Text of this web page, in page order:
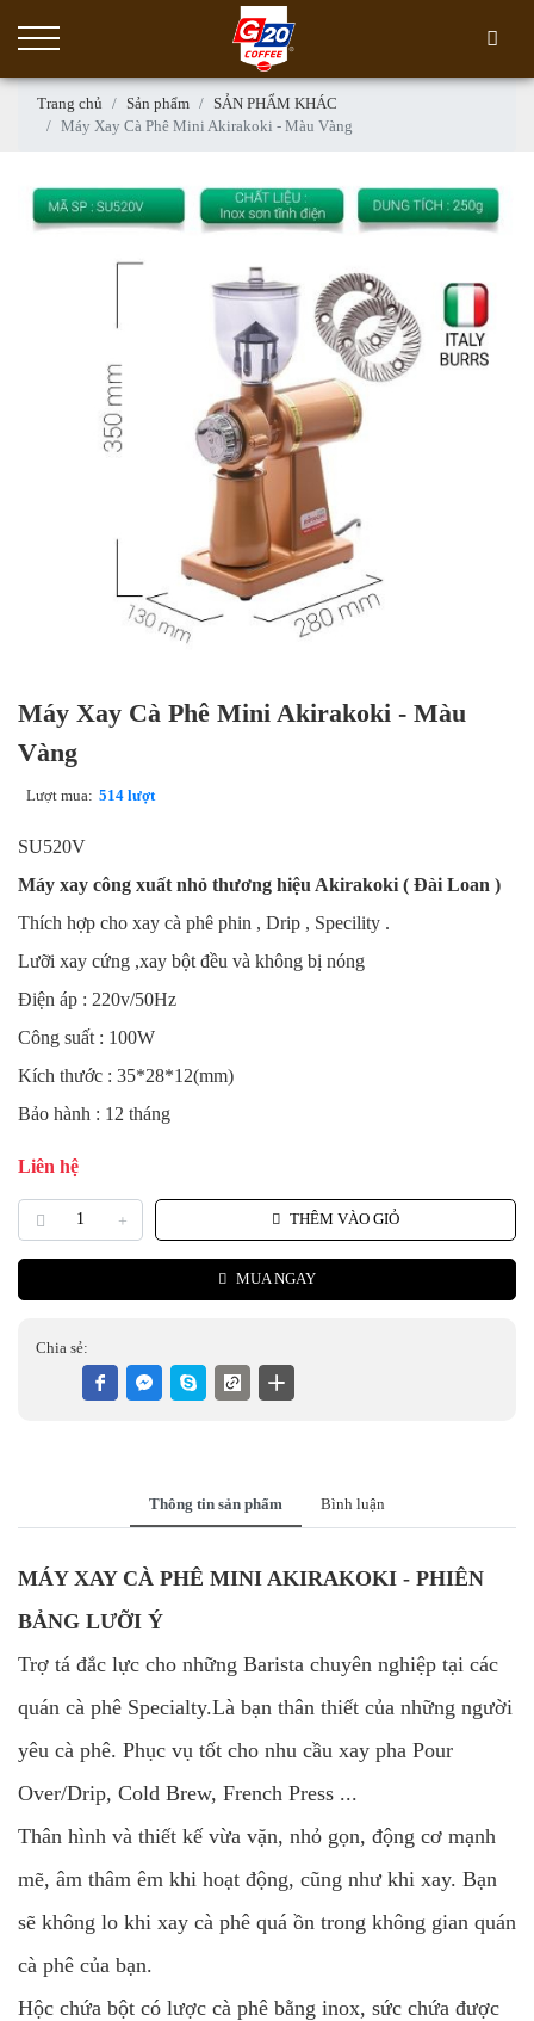
Trang chủ Sản phẩm
SẢN PHẨM KHÁC
Máy Xay Cà Phê Mini Akirakoki - Màu Vàng
Máy Xay Cà Phê Mini Akirakoki - Màu
Vàng
Lượt mua: 514 lượt
SU520V
Máy xay công xuất nhỏ thương hiệu Akirakoki ( Đài Loan )
Thích hợp cho xay cà phê phin , Drip , Specility .
Lưỡi xay cứng ,xay bột đều và không bị nóng
Điện áp : 220v/50Hz
Công suất : 100W
Kích thước : 35*28*12(mm)
Bảo hành : 12 tháng
Liên hệ
THÊM VÀO GIỎ
MUA NGAY
Chia sẻ:
Thông tin sản phẩm Bình luận
MÁY XAY CÀ PHÊ MINI AKIRAKOKI - PHIÊN
BẢNG LƯỠI Ý
Trợ tá đắc lực cho những Barista chuyên nghiệp tại các
quán cà phê Specialty.Là bạn thân thiết của những người
yêu cà phê. Phục vụ tốt cho nhu cầu xay pha Pour
Over/Drip, Cold Brew, French Press ...
Thân hình và thiết kế vừa vặn, nhỏ gọn, động cơ mạnh
mẽ, âm thâm êm khi hoạt động, cũng như khi xay. Bạn
sẽ không lo khi xay cà phê quá ồn trong không gian quán
cà phê của bạn.
Hộc chứa bột có lược cà phê bằng inox, sức chứa được